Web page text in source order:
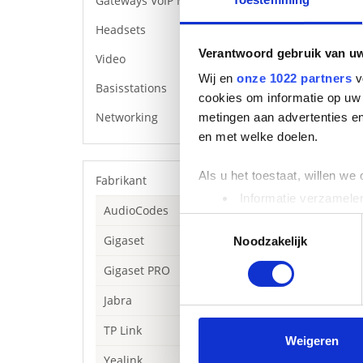
Verantwoord gebruik van
Wij en onze 1022 partners
cookies om informatie op
metingen aan advertenties
en met welke doelen.
Als u het toestaat, willen we
Informatie
Uw apparaat
Lees meer over hoe uw
toestemming op elk
websiteverkeer te
media, adverteren en
Noodzakelijk
Weigeren
Headsets
Video
Basisstations
Networking
Fabrikant
AudioCodes
Gigaset
Gigaset PRO
Jabra
TP Link
Beschrijving
platforms.
wilt.
Specificaties
Plug en
Tot 100